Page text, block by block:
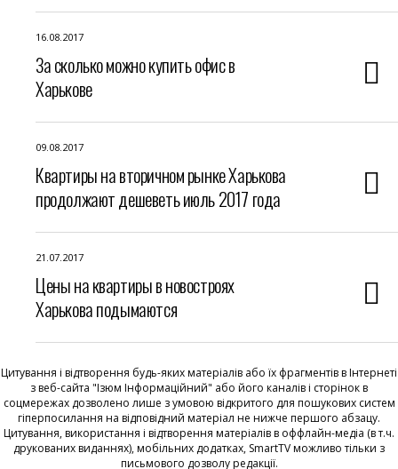
16.08.2017
За сколько можно купить офис в
Харькове
09.08.2017
Квартиры на вторичном рынке Харькова
продолжают дешеветь июль 2017 года
21.07.2017
Цены на квартиры в новостроях
Харькова подымаются
Цитування і відтворення будь-яких матеріалів або їх фрагментів в Інтернеті
з веб-сайта "Ізюм Інформаційний" або його каналів і сторінок в
соцмережах дозволено лише з умовою відкритого для пошукових систем
гіперпосилання на відповідний матеріал не нижче першого абзацу.
Цитування, використання і відтворення матеріалів в оффлайн-медіа (в т.ч.
друкованих виданнях), мобільних додатках, SmartTV можливо тільки з
письмового дозволу редакції.